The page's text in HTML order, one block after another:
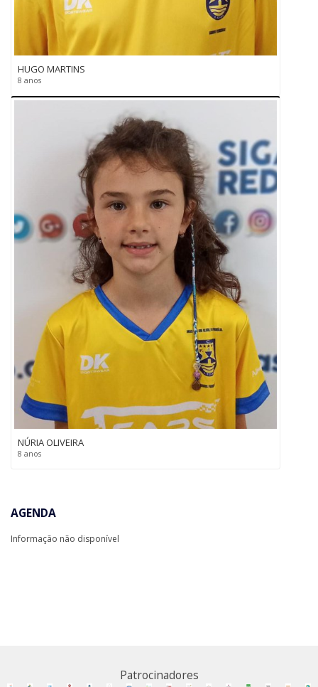
HUGO MARTINS
8 anos
NÚRIA OLIVEIRA
8 anos
AGENDA
Informação não disponível
Patrocinadores